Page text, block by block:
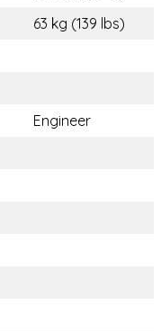
63 kg (139 lbs)
Engineer